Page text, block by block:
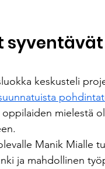
keskusteli
mielestä
Manik Mialle
ja mahdollinen